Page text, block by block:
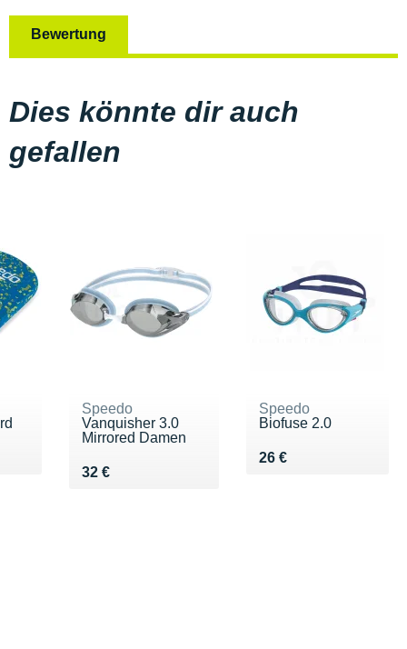
Bewertung
Dies könnte dir auch
gefallen
Speedo
Vanquisher 3.0
Mirrored Damen
32 €
Vendu 32 €
Speedo
Biofuse 2.0
26 €
Vendu 26 €